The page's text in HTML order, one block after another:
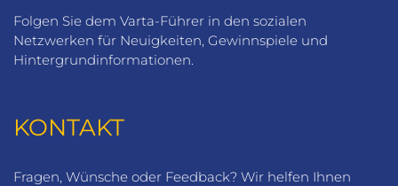
Folgen Sie dem Varta-Führer in den sozialen
Netzwerken für Neuigkeiten, Gewinnspiele und
Hintergrundinformationen.
KONTAKT
Fragen, Wünsche oder Feedback? Wir helfen Ihnen